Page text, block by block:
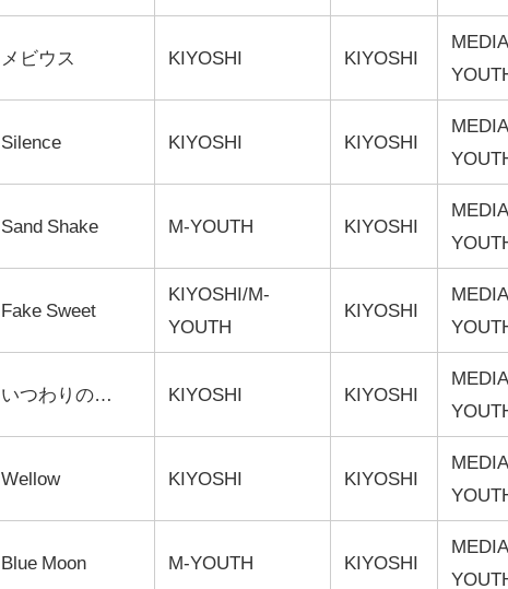
メビウス KIYOSHI KIYOSHI
Silence KIYOSHI KIYOSHI
Sand Shake M-YOUTH KIYOSHI
Fake Sweet
KIYOSHI/M-
YOUTH
KIYOSHI
いつわりの… KIYOSHI KIYOSHI
Wellow KIYOSHI KIYOSHI
Blue Moon M-YOUTH KIYOSHI